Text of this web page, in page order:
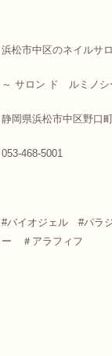
浜松市中区のネイルサ
～ サロン ド ルミノシ
静岡県浜松市中区野口
053-468-5001
#バイオジェル #パ
ー ＃アラフィフ